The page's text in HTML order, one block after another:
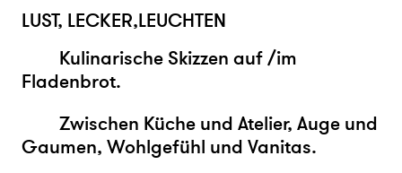
LUST, LECKER,LEUCHTEN
Kulinarische Skizzen auf /im
Fladenbrot.
Zwischen Küche und Atelier, Auge und
Gaumen, Wohlgefühl und Vanitas.